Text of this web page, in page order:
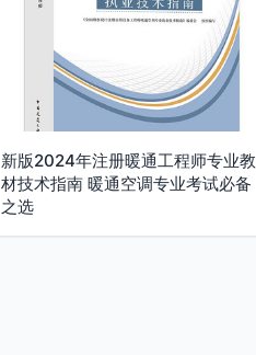
新版2024年注册暖通工程师专业教
材技术指南 暖通空调专业考试必备
之选